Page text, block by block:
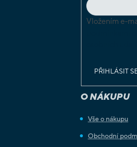
Vložením e-
PŘIHLÁSIT
O NÁKUPU
Vše o nákupu
Obchodní